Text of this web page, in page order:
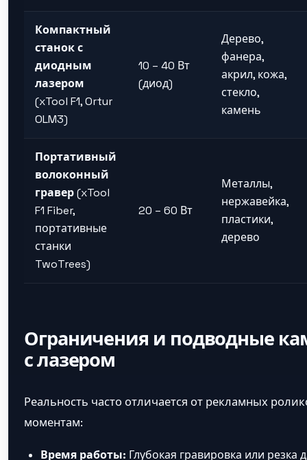
Компактный
станок с
диодным
лазером
(xTool F1, Ortur
OLM3)
10 – 40 Вт
(диод)
Дерево,
фанера,
акрил, кожа,
стекло,
камень
Портативный
волоконный
гравер(xTool
F1 Fiber,
портативные
станки
TwoTrees)
20 – 60 Вт
Металлы,
нержавейка,
пластики,
дерево
Ограничения и подводные
с лазером
Реальность часто отличается от рекламных
моментам:
Время работы: Глубокая гравировка или